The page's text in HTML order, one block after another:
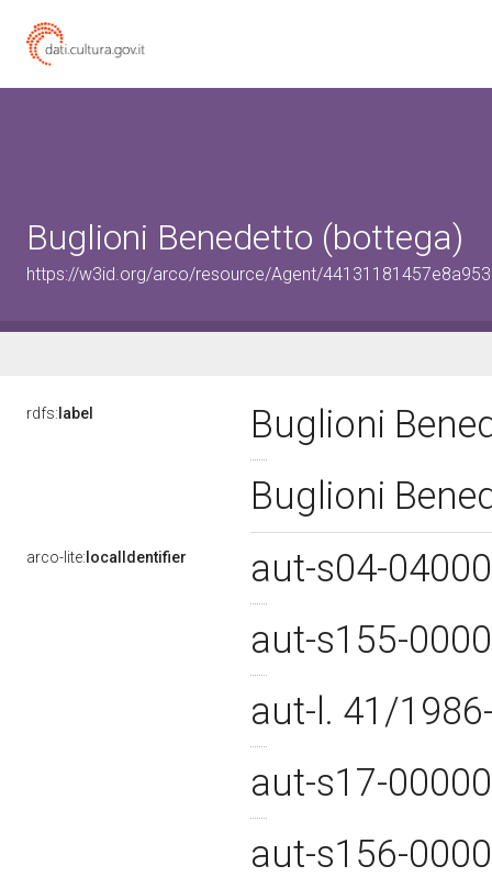
Buglioni Benedetto (bottega)
https://w3id.org/arco/resource/Agent/
rdfs: label
Buglioni
Buglioni
arco-lite: localIdentifier
aut-s04-
aut-s155-
aut-l. 41/
aut-s17-
aut-s156-